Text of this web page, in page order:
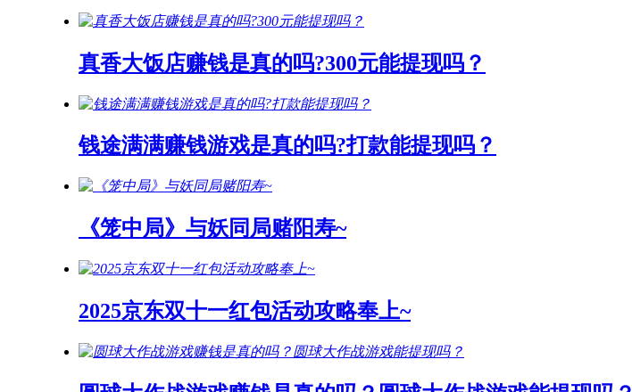
真香大饭店赚钱是真的吗?300元能提现吗？
钱途满满赚钱游戏是真的吗?打款能提现吗？
《笼中局》与妖同局赌阳寿~
2025京东双十一红包活动攻略奉上~